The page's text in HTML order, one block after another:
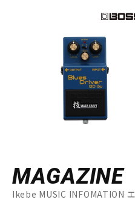
MAGAZINE
Ikebe MUSIC INFOMATION